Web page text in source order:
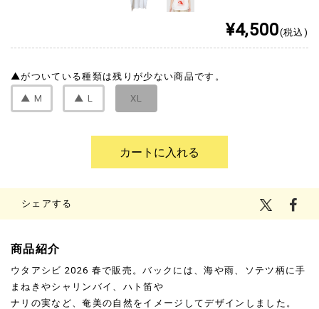
¥4,500(税込)
▲がついている種類は残りが少ない商品です。
▲ M ▲ L XL
シェアする
商品紹介
ウタアシビ 2026 春で販売。バックには、海や雨、ソテツ柄に手
まねきやシャリンバイ、ハト笛や
ナリの実など、奄美の自然をイメージしてデザインしました。